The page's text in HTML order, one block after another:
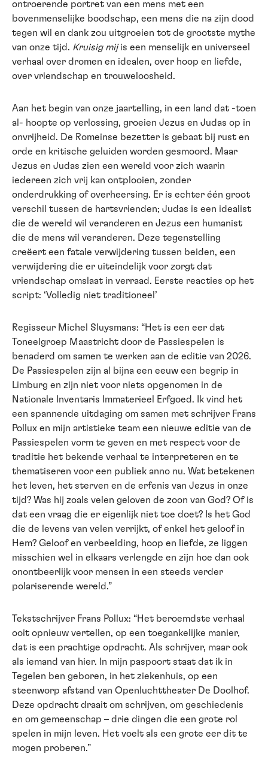
ontroerende portret van een mens met een
bovenmenselijke boodschap, een mens die na zijn dood
tegen wil en dank zou uitgroeien tot de grootste mythe
van onze tijd. Kruisig mijis een menselijk en universeel
verhaal over dromen en idealen, over hoop en liefde,
over vriendschap en trouweloosheid.
Aan het begin van onze jaartelling, in een land dat -toen
al- hoopte op verlossing, groeien Jezus en Judas op in
onvrijheid. De Romeinse bezetter is gebaat bij rust en
orde en kritische geluiden worden gesmoord. Maar
Jezus en Judas zien een wereld voor zich waarin
iedereen zich vrij kan ontplooien, zonder
onderdrukking of overheersing. Er is echter één groot
verschil tussen de hartsvrienden; Judas is een idealist
die de wereld wil veranderen en Jezus een humanist
die de mens wil veranderen. Deze tegenstelling
creëert een fatale verwijdering tussen beiden, een
verwijdering die er uiteindelijk voor zorgt dat
vriendschap omslaat in verraad. Eerste reacties op het
script: ‘Volledig niet traditioneel’
Regisseur Michel Sluysmans: “Het is een eer dat
Toneelgroep Maastricht door de Passiespelen is
benaderd om samen te werken aan de editie van 2026.
De Passiespelen zijn al bijna een eeuw een begrip in
Limburg en zijn niet voor niets opgenomen in de
Nationale Inventaris Immaterieel Erfgoed. Ik vind het
een spannende uitdaging om samen met schrijver Frans
Pollux en mijn artistieke team een nieuwe editie van de
Passiespelen vorm te geven en met respect voor de
traditie het bekende verhaal te interpreteren en te
thematiseren voor een publiek anno nu. Wat betekenen
het leven, het sterven en de erfenis van Jezus in onze
tijd? Was hij zoals velen geloven de zoon van God? Of is
dat een vraag die er eigenlijk niet toe doet? Is het God
die de levens van velen verrijkt, of enkel het geloof in
Hem? Geloof en verbeelding, hoop en liefde, ze liggen
misschien wel in elkaars verlengde en zijn hoe dan ook
onontbeerlijk voor mensen in een steeds verder
polariserende wereld.”
Tekstschrijver Frans Pollux: “Het beroemdste verhaal
ooit opnieuw vertellen, op een toegankelijke manier,
dat is een prachtige opdracht. Als schrijver, maar ook
als iemand van hier. In mijn paspoort staat dat ik in
Tegelen ben geboren, in het ziekenhuis, op een
steenworp afstand van Openluchttheater De Doolhof.
Deze opdracht draait om schrijven, om geschiedenis
en om gemeenschap – drie dingen die een grote rol
spelen in mijn leven. Het voelt als een grote eer dit te
mogen proberen.”